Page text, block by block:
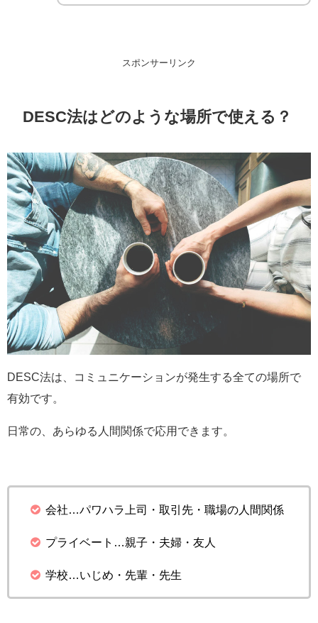
スポンサーリンク
DESC法はどのような場所で使える？
DESC法は、コミュニケーションが発生する全ての場所で
有効です。
日常の、あらゆる人間関係で応用できます。
会社…パワハラ上司・取引先・職場の人間関係
プライベート…親子・夫婦・友人
学校…いじめ・先輩・先生